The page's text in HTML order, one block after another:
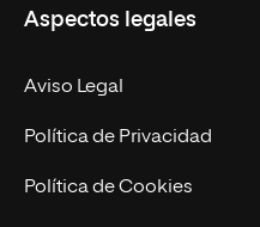
Doctorados
Experto Universitario
Postgrados
Cursos Universitarios
Facultades
Nuestro Equipo
Trabaja en UNIR
Actualidad
Aspectos legales
Aviso Legal
Política de Privacidad
Política de Cookies